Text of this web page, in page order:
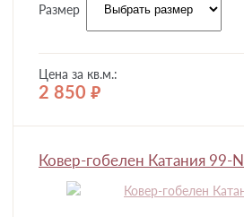
Размер
Цена за кв.м.:
2 850 руб.
Ковер-гобелен Катания 99-N